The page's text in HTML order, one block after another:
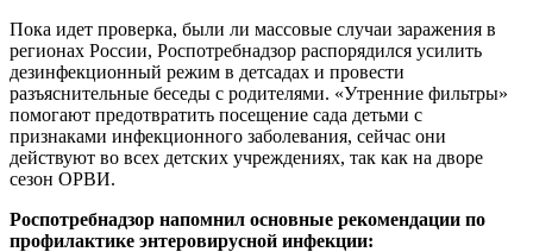
Пока идет проверка, были ли массовые случаи заражения в
регионах России, Роспотребнадзор распорядился усилить
дезинфекционный режим в детсадах и провести
разъяснительные беседы с родителями. «Утренние фильтры»
помогают предотвратить посещение сада детьми с
признаками инфекционного заболевания, сейчас они
действуют во всех детских учреждениях, так как на дворе
сезон ОРВИ.
Роспотребнадзор напомнил основные рекомендации по
профилактике энтеровирусной инфекции: